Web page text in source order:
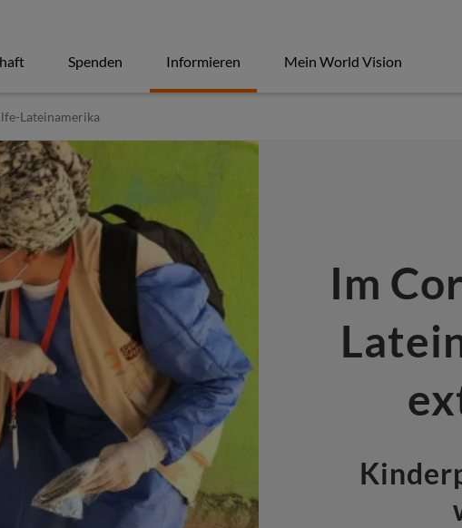
Spenden Informieren Mein World Vision
Lateinamerika
Im